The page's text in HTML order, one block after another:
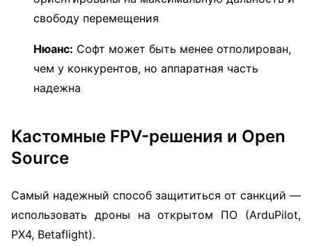
свободу перемещения
Нюанс: Софт может быть менее отполирован,
чем у конкурентов, но аппаратная часть
надежна
Кастомные FPV-решения и Open
Source
Самый надежный способ защититься от санкций —
использовать дроны на открытом ПО (ArduPilot,
PX4, Betaflight).